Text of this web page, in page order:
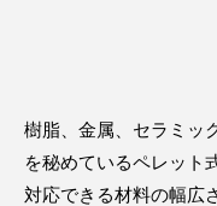
樹脂、金属、セラミッ
を秘めているペレット
対応できる材料の幅広